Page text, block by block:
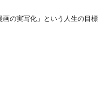
の実写化」という⼈⽣の⽬標